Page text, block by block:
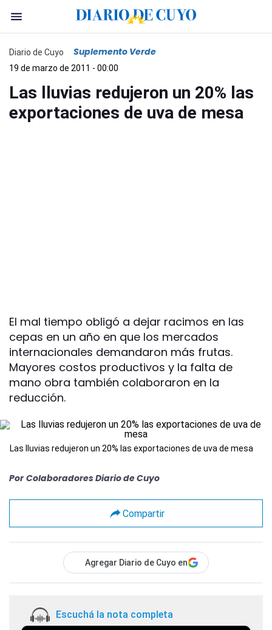
Diario de Cuyo Suplemento Verde
19 de marzo de 2011 - 00:00
Las lluvias redujeron un 20% las
exportaciones de uva de mesa
El mal tiempo obligó a dejar racimos en las
cepas en un año en que los mercados
internacionales demandaron más frutas.
Mayores costos productivos y la falta de
mano obra también colaboraron en la
reducción.
Las lluvias redujeron un 20% las exportaciones de uva de mesa
Por Colaboradores Diario de Cuyo
Compartir
Agregar Diario de Cuyo en
Escuchá la nota completa